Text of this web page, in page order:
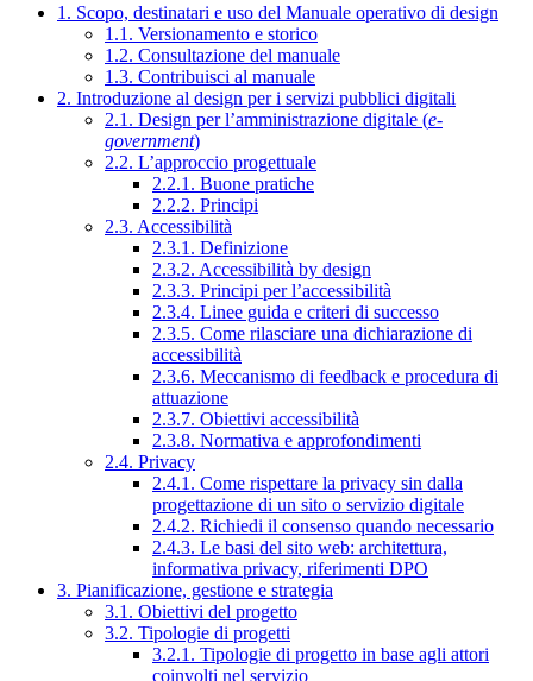
1. Scopo, destinatari e uso del Manuale operativo di design
1.1. Versionamento e storico
1.2. Consultazione del manuale
1.3. Contribuisci al manuale
2. Introduzione al design per i servizi pubblici digitali
2.1. Design per l’amministrazione digitale (e-
government)
2.2. L’approccio progettuale
2.2.1. Buone pratiche
2.2.2. Principi
2.3. Accessibilità
2.3.1. Definizione
2.3.2. Accessibilità by design
2.3.3. Principi per l’accessibilità
2.3.4. Linee guida e criteri di successo
2.3.5. Come rilasciare una dichiarazione di
accessibilità
2.3.6. Meccanismo di feedback e procedura di
attuazione
2.3.7. Obiettivi accessibilità
2.3.8. Normativa e approfondimenti
2.4. Privacy
2.4.1. Come rispettare la privacy sin dalla
progettazione di un sito o servizio digitale
2.4.2. Richiedi il consenso quando necessario
2.4.3. Le basi del sito web: architettura,
informativa privacy, riferimenti DPO
3. Pianificazione, gestione e strategia
3.1. Obiettivi del progetto
3.2. Tipologie di progetti
3.2.1. Tipologie di progetto in base agli attori
coinvolti nel servizio